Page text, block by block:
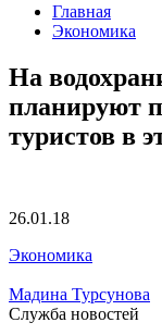
Главная
Экономика
На
планируют
туристов в
26.01.18
Экономика
Мадина Турсунова
Служба новостей